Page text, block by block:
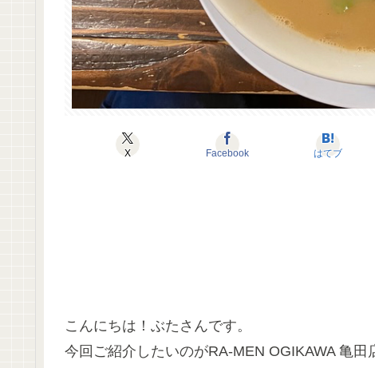
X Facebook はてブ
こんにちは！ぶたさんです。
今回ご紹介したいのがRA-MEN OGIKAWA 亀田